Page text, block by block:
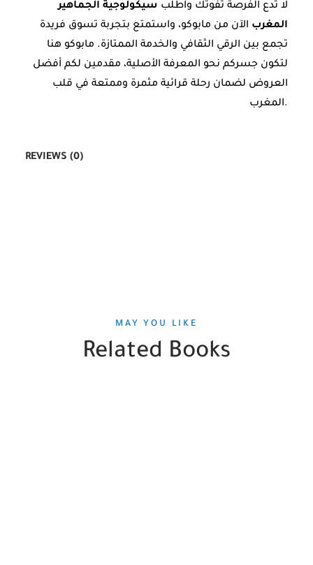
لا تدع الفرصة تفوتك واطلب سيكولوجية الجماهير
المغرب الآن من مابوكو، واستمتع بتجربة تسوق فريدة
تجمع بين الرقي الثقافي والخدمة الممتازة. مابوكو هنا
لتكون جسركم نحو المعرفة الأصلية، مقدمين لكم أفضل
العروض لضمان رحلة قرائية مثمرة وممتعة في قلب
المغرب.
REVIEWS (0)
MAY YOU LIKE
Related Books